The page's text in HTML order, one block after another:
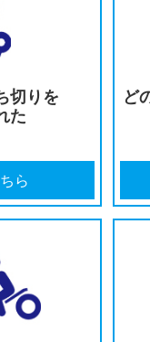
な後遺障害等級の